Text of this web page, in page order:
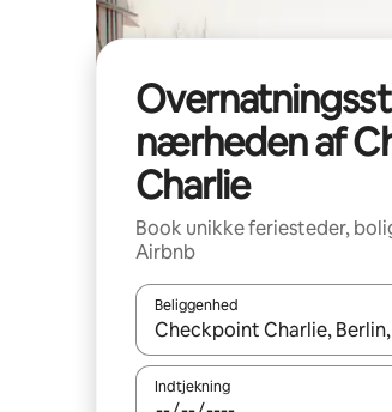
nærheden af
Charlie
Book unikke feriesteder,
Airbnb
Beliggenhed
Når resultaterne er
Indtjekning